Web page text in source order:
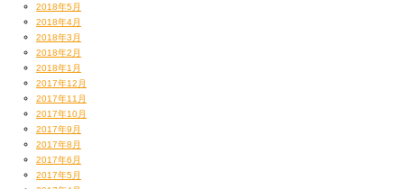
2018年5月
2018年4月
2018年3月
2018年2月
2018年1月
2017年12月
2017年11月
2017年10月
2017年9月
2017年8月
2017年6月
2017年5月